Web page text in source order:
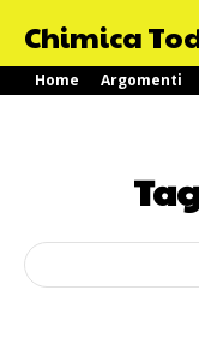
Chimica
Home Argomenti